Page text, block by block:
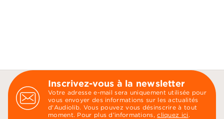
Inscrivez-vous à la newsletter
Votre adresse e-mail sera uniquement utilisée pour
vous envoyer des informations sur les actualités
d'Audiolib. Vous pouvez vous désinscrire à tout
moment. Pour plus d’informations,cliquez ici .